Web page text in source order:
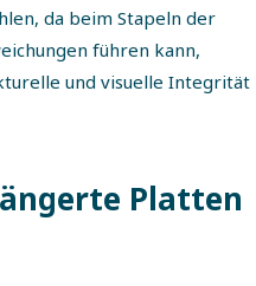
da beim Stapeln der
führen kann,
und visuelle Integrität
Platten